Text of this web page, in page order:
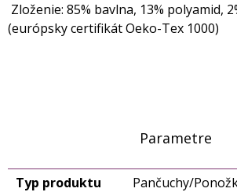
Zloženie: 85% bavlna, 13% polyamid,
(európsky certifikát Oeko-Tex 1000)
Parametre
Typ produktu
Pančuchy/